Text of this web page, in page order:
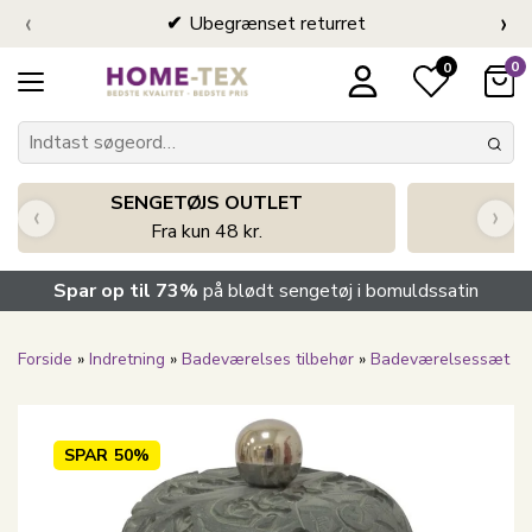
Ubegrænset returret
‹ ›
0 0
SENGETØJS OUTLET
Fra kun 48 kr.
‹ ›
Spar op til 73% på blødt sengetøj i bomuldssatin
Forside » Indretning » Badeværelses tilbehør » Badeværelsessæt
SPAR 50%